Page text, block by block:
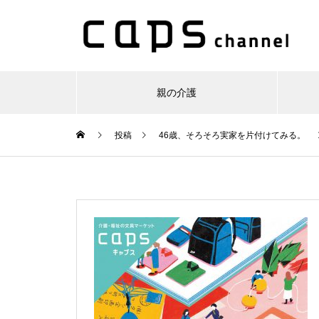
親の介護
投稿 46歳、そろそろ実家を片付けてみる。